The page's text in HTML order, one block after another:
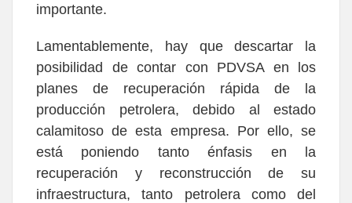
importante.
Lamentablemente, hay que descartar la
posibilidad de contar con PDVSA en los
planes de recuperación rápida de la
producción petrolera, debido al estado
calamitoso de esta empresa. Por ello, se
está poniendo tanto énfasis en la
recuperación y reconstrucción de su
infraestructura, tanto petrolera como del